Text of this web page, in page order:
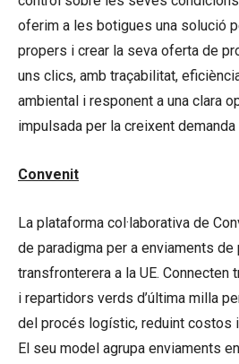
oferim a les botigues una solució
propers i crear la seva oferta de
uns clics, amb traçabilitat,
ambiental i responent a una clara
impulsada per la creixent
Convenit
La plataforma col·laborativa de
de paradigma per a enviaments de
transfronterera a la UE.
i repartidors verds d’última milla
del procés logístic, reduint costos
El seu model agrupa enviaments